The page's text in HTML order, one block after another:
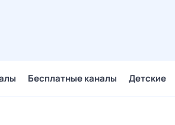
Бесплатные каналы Детские